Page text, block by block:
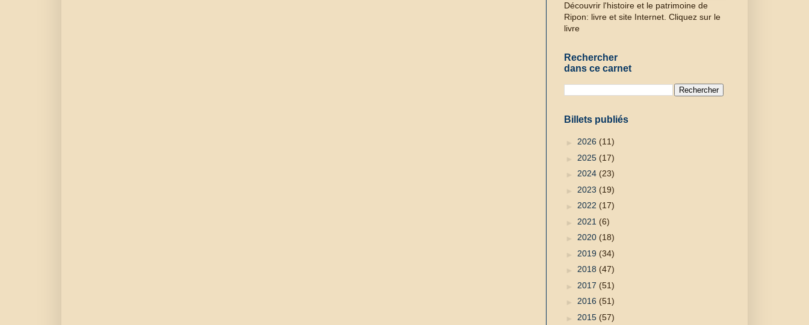
Découvrir l'histoire et le patrimoine de
Ripon: livre et site Internet. Cliquez sur le
livre
Rechercher
dans ce carnet
Billets publiés
► 2026 (11)
► 2025 (17)
► 2024 (23)
► 2023 (19)
► 2022 (17)
► 2021 (6)
► 2020 (18)
► 2019 (34)
► 2018 (47)
► 2017 (51)
► 2016 (51)
► 2015 (57)